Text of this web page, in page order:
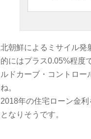
北朝鮮によるミサイル発
的にはプラス0.05%程度
ルドカーブ・コントロー
ね。
2018年の住宅ローン金
となりそうです。